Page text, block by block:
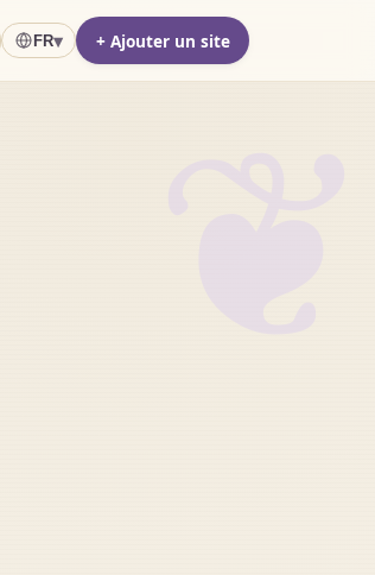
FR▾ + Ajouter un site